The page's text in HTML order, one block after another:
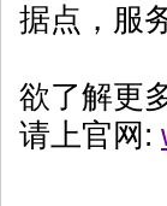
据点，服
欲了解更
请上官网: